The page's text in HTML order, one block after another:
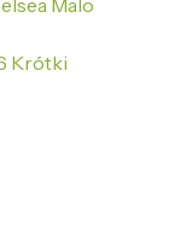
Malo
Krótki